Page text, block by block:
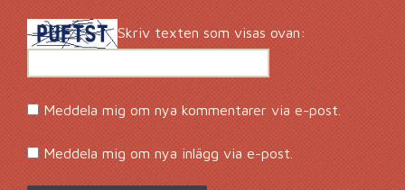
Skriv texten som visas ovan:
Meddela mig om nya kommentarer via e-post.
Meddela mig om nya inlägg via e-post.